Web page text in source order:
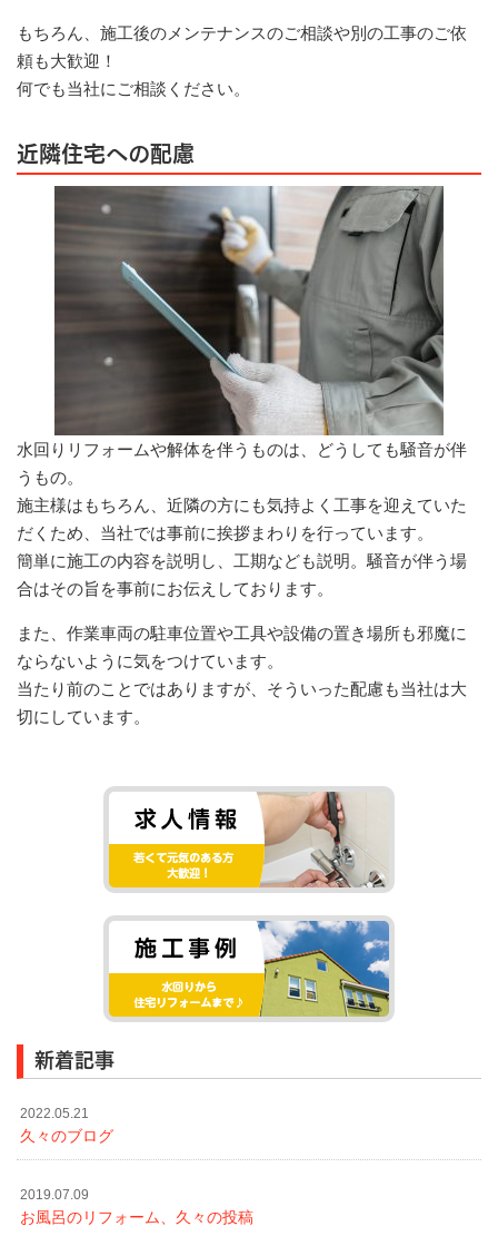
もちろん、施工後のメンテナンスのご相談や別の工事のご依
頼も大歓迎！
何でも当社にご相談ください。
近隣住宅への配慮
水回りリフォームや解体を伴うものは、どうしても騒音が伴
うもの。
施主様はもちろん、近隣の方にも気持よく工事を迎えていた
だくため、当社では事前に挨拶まわりを行っています。
簡単に施工の内容を説明し、工期なども説明。騒音が伴う場
合はその旨を事前にお伝えしております。
また、作業車両の駐車位置や工具や設備の置き場所も邪魔に
ならないように気をつけています。
当たり前のことではありますが、そういった配慮も当社は大
切にしています。
新着記事
2022.05.21
久々のブログ
2019.07.09
お風呂のリフォーム、久々の投稿